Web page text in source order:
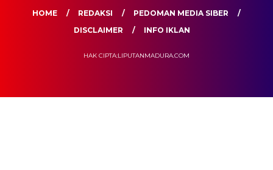
HOME REDAKSI
PEDOMAN MEDIA SIBER
DISCLAIMER
INFO IKLAN
HAK CIPTA:LIPUTANMADURA.COM